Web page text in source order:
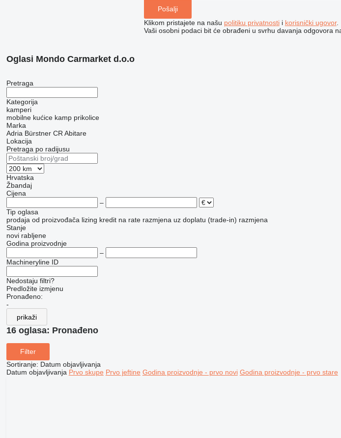
Klikom pristajete na našu politiku privatnostii korisnički ugovor.
Vaši osobni podaci bit će obrađeni u svrhu davanja odgovora
Oglasi Mondo Carmarket d.o.o
Pretraga
Kategorija
kamperi
mobilne kućice kamp prikolice
Marka
Adria Bürstner CR Abitare
Lokacija
Pretraga po radijusu
Hrvatska
Žbandaj
Cijena
–
Tip oglasa
prodaja od proizvođača lizing kredit na rate razmjena uz doplatu (trade-in) razmjena
Stanje
novi rabljene
Godina proizvodnje
–
Machineryline ID
Nedostaju filtri?
Predložite izmjenu
Pronađeno:
-
prikaži
16 oglasa: Pronađeno
Filter
Sortiranje: Datum objavljivanja
Datum objavljivanja Prvo skupe Prvo jeftine Godina proizvodnje - prvo novi Godina proizvodnje - prvo stare